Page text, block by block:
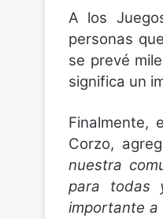
A los
personas
se prevé
significa un
Finalmente,
Corzo,
nuestra
para todas
importante a